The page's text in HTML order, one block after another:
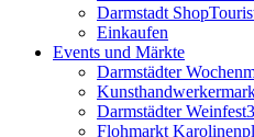
Darmstadt Shop
Einkaufen
Events und Märkte
Darmstädter
Darmstädter Weinfest
Flohmarkt